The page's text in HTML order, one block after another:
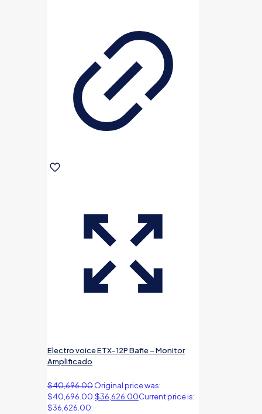
Electro voice ETX-12P Bafle – Monitor
Amplificado
$40,696.00Original price was:
$40,696.00. $36,626.00Current price is:
$36,626.00.